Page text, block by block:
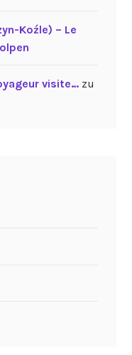
Koźle) – Le
visite…zu